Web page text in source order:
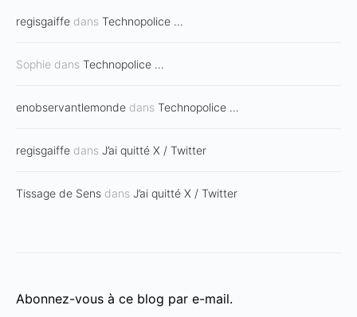
regisgaiffe dans Technopolice …
Sophie dans Technopolice …
enobservantlemonde dans Technopolice …
regisgaiffe dans J’ai quitté X / Twitter
Tissage de Sens dans J’ai quitté X / Twitter
Abonnez-vous à ce blog par e-mail.